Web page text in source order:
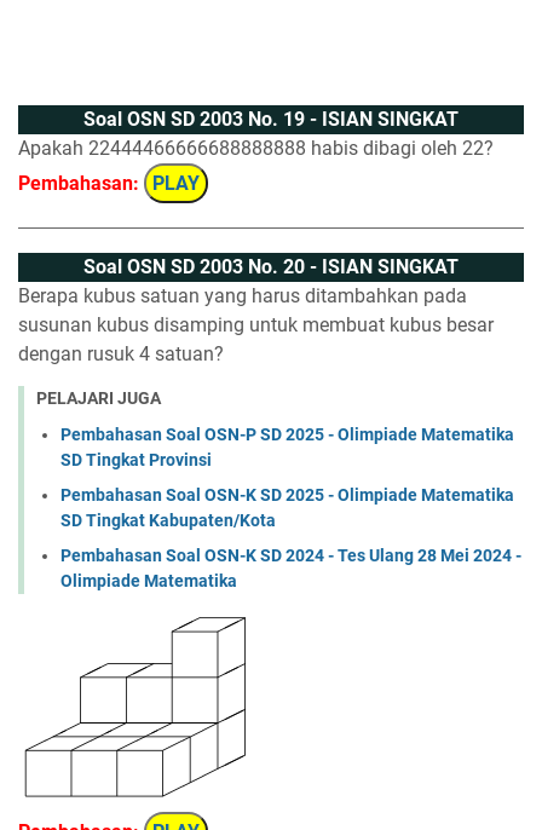
Soal OSN SD 2003 No. 19 - ISIAN SINGKAT
Apakah 22444466666688888888 habis dibagi oleh 22?
Pembahasan:
PLAY
Soal OSN SD 2003 No. 20 - ISIAN SINGKAT
Berapa kubus satuan yang harus ditambahkan pada
susunan kubus disamping untuk membuat kubus besar
dengan rusuk 4 satuan?
PELAJARI JUGA
Pembahasan Soal OSN-P SD 2025 - Olimpiade Matematika
SD Tingkat Provinsi
Pembahasan Soal OSN-K SD 2025 - Olimpiade Matematika
SD Tingkat Kabupaten/Kota
Pembahasan Soal OSN-K SD 2024 - Tes Ulang 28 Mei 2024 -
Olimpiade Matematika